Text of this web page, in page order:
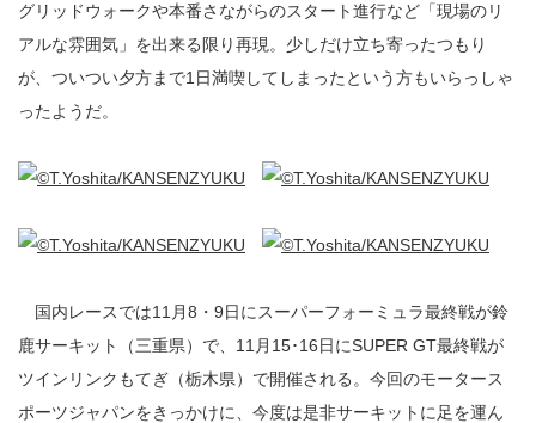
グリッドウォークや本番さながらのスタート進行など「現場のリ
アルな雰囲気」を出来る限り再現。少しだけ立ち寄ったつもり
が、ついつい夕方まで1日満喫してしまったという方もいらっしゃ
ったようだ。
国内レースでは11月8・9日にスーパーフォーミュラ最終戦が鈴
鹿サーキット（三重県）で、11月15･16日にSUPER GT最終戦が
ツインリンクもてぎ（栃木県）で開催される。今回のモータース
ポーツジャパンをきっかけに、今度は是非サーキットに足を運ん